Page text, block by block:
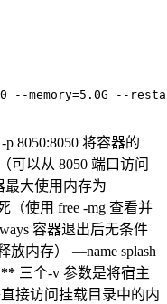
--memory=5.0G --
8050:8050 将容器的
可以从 8050 端口访问
最大使用内存为
（使用 free -mg 查看并
容器退出后无条件
放内存） —name splash
** 三个-v 参数是将宿主
接访问挂载目录中的内